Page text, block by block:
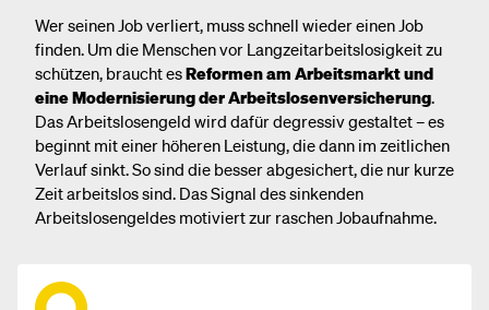
Wer seinen Job verliert, muss schnell wieder einen Job
finden. Um die Menschen vor Langzeitarbeitslosigkeit zu
schützen, braucht esReformen am Arbeitsmarkt und
eine Modernisierung der Arbeitslosenversicherung.
Das Arbeitslosengeld wird dafür degressiv gestaltet – es
beginnt mit einer höheren Leistung, die dann im zeitlichen
Verlauf sinkt. So sind die besser abgesichert, die nur kurze
Zeit arbeitslos sind. Das Signal des sinkenden
Arbeitslosengeldes motiviert zur raschen Jobaufnahme.